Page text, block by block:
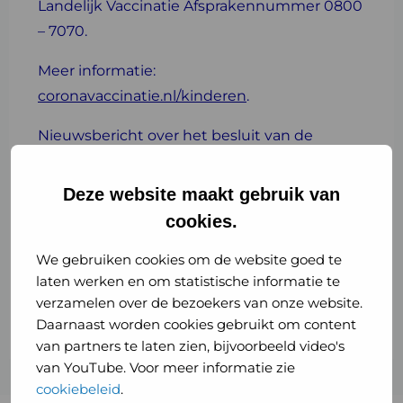
Deze website maakt gebruik van
cookies.
We gebruiken cookies om de website goed te
laten werken en om statistische informatie te
verzamelen over de bezoekers van onze website.
Daarnaast worden cookies gebruikt om content
van partners te laten zien, bijvoorbeeld video's
van YouTube. Voor meer informatie zie
cookiebeleid.
Landelijk Vaccinatie Afsprakennummer 0800
– 7070.
Meer informatie:
coronavaccinatie.nl/kinderen.
Nieuwsbericht over het besluit van de
Coronavaccinatie 5 tot en met 11 jarigen
alleen nog voor kinderen met een medisch
.
Nieuwsbericht over het advies van de
Gezondheidsraad:
gezondheidsraad.nl